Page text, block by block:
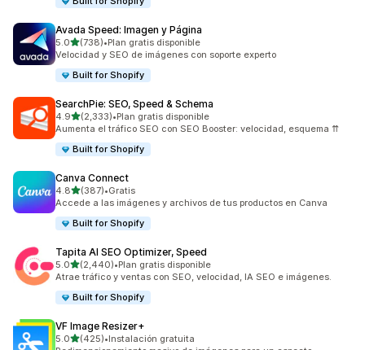
Avada Speed: Imagen y Página
5.0de 5 estrellas
(738)
738 reseñas en total
•Plan gratis disponible
Velocidad y SEO de imágenes con soporte experto
Built for Shopify
SearchPie: SEO, Speed & Schema
4.9de 5 estrellas
(2,333)
2333 reseñas en total
•Plan gratis disponible
Aumenta el tráfico SEO con SEO Booster: velocidad, esquema ⇈
Built for Shopify
Canva Connect
4.8de 5 estrellas
(387)
387 reseñas en total
•Gratis
Accede a las imágenes y archivos de tus productos en Canva
Built for Shopify
Tapita AI SEO Optimizer, Speed
5.0de 5 estrellas
(2,440)
2440 reseñas en total
•Plan gratis disponible
Atrae tráfico y ventas con SEO, velocidad, IA SEO e imágenes.
Built for Shopify
VF Image Resizer+
5.0de 5 estrellas
(425)
425 reseñas en total
•Instalación gratuita